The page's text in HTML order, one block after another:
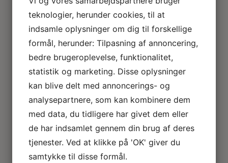
Loftlamper
Lysekroner
Gulvlamper
Udendørslamper
LED lamper
Roseline miniaturelamper
Lampe KIT
El tilbehør
Miniature rum
Café
Badeværelse
Bibliotek / kontor / arbejdsværelse
Børneværelse
Legetøj
teknologier, herunder cookies, til at
indsamle oplysninger om dig til forskellige
formål, herunder: Tilpasning af annoncering,
bedre brugeroplevelse, funktionalitet,
statistik og marketing. Disse oplysninger
kan blive delt med annoncerings- og
analysepartnere, som kan kombinere dem
med data, du tidligere har givet dem eller
de har indsamlet gennem din brug af deres
tjenester. Ved at klikke på 'OK' giver du
samtykke til disse formål.